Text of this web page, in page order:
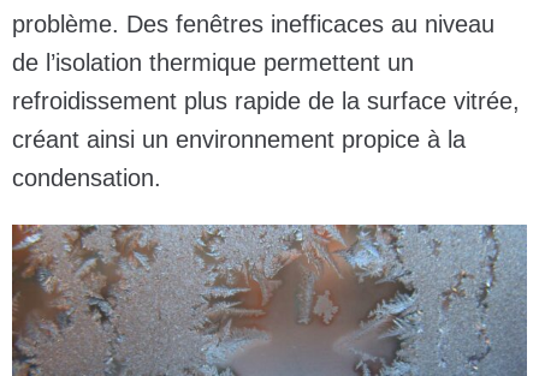
problème. Des fenêtres inefficaces au niveau
de l’isolation thermique permettent un
refroidissement plus rapide de la surface vitrée,
créant ainsi un environnement propice à la
condensation.